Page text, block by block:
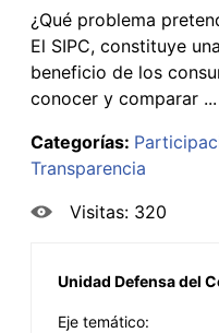
¿Qué problema
El SIPC, constituye
beneficio de los
conocer y comparar ...
Categorías:
Transparencia
Visitas: 320
Unidad Defensa del
Eje temático: